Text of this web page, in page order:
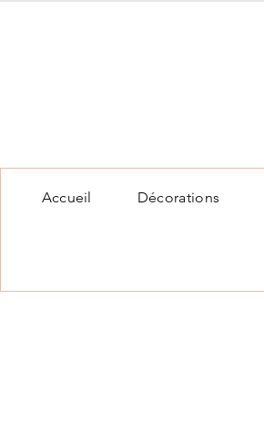
Accueil Décorations